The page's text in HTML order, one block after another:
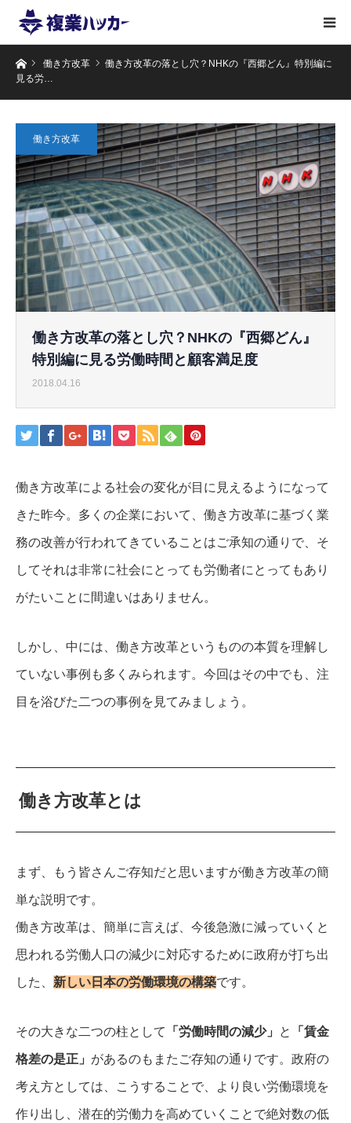
ホーム働き方改革
働き方改革の落とし穴？NHKの『西郷どん』特別編に
見る労…
働き方改革
働き方改革の落とし穴？NHKの『西郷どん』
特別編に見る労働時間と顧客満足度
2018.04.16
働き方改革による社会の変化が目に見えるようになって
きた昨今。多くの企業において、働き方改革に基づく業
務の改善が行われてきていることはご承知の通りで、そ
してそれは非常に社会にとっても労働者にとってもあり
がたいことに間違いはありません。
しかし、中には、働き方改革というものの本質を理解し
ていない事例も多くみられます。今回はその中でも、注
目を浴びた二つの事例を見てみましょう。
働き方改革とは
まず、もう皆さんご存知だと思いますが働き方改革の簡
単な説明です。
働き方改革は、簡単に言えば、今後急激に減っていくと
思われる労働人口の減少に対応するために政府が打ち出
した、 新しい日本の労働環境の構築です。
その大きな二つの柱として 「労働時間の減少」 と 「賃金
格差の是正」 があるのもまたご存知の通りです。 政府の
考え方としては、こうすることで、より良い労働環境を
作り出し、潜在的労働力を高めていくことで絶対数の低